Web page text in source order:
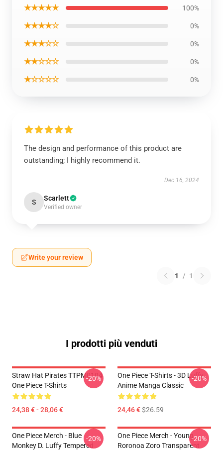
★★★★★ 100%
★★★★☆ 0%
★★★☆☆ 0%
★★☆☆☆ 0%
★☆☆☆☆ 0%
The design and performance of this product are
outstanding; I highly recommend it.
Dec 16, 2024
S Scarlett
Verified owner
Write your review
1 / 1
I prodotti più venduti
Straw Hat Pirates TTPM0104
One Piece T-Shirts
24,38 € - 28,06 €
-20%
One Piece T-Shirts - 3D Luffy
Anime Manga Classic
24,46 €$26.59
-20%
One Piece Merch - Blue
Monkey D. Luffy Tempered
-20%
One Piece Merch - Young
Roronoa Zoro Transparent
-20%